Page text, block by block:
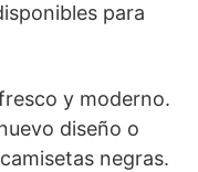
para
y moderno.
diseño o
negras.